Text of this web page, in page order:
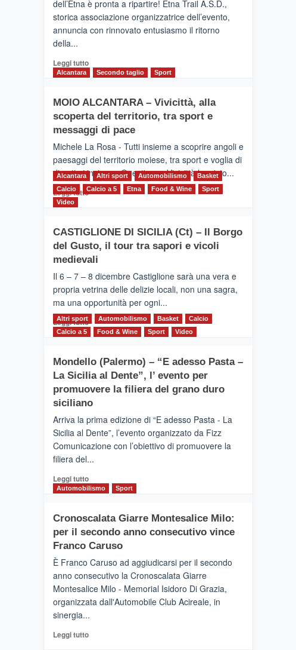
presentata
l’edizione
2026
dell’Etna è pronta a ripartire! Etna Trail A.S.D.,
storica associazione organizzatrice dell’evento,
annuncia con rinnovato entusiasmo il ritorno
della...
Leggi tuttoLeggi
Torna
la
Supermaratona
Alcantara Secondo taglio Sport
MOIO ALCANTARA – Vivicittà, alla
scoperta del territorio, tra sport e
messaggi di pace
Michele La Rosa - Tutti insieme a scoprire angoli e
paesaggi del territorio moiese, tra sport e voglia di
divertirsi insieme. Quest'anno Vivicittà ha visto...
Leggi tuttoLeggi
MOIO
ALCANTARA
–
alla
scoperta
del
territorio,
tra
sport
messaggi
di
Alcantara Altri sport Automobilismo
Basket
Calcio
Calcio a 5 Etna Food & Wine
Sport
Video
CASTIGLIONE DI SICILIA (Ct) – Il Borgo
del Gusto, il tour tra sapori e vicoli
medievali
Il 6 – 7 – 8 dicembre Castiglione sarà una vera e
propria vetrina delle delizie locali, non una sagra,
ma una opportunità per ogni...
Leggi tuttoLeggi
CASTIGLIONE
DI
SICILIA
(Ct)
Il
Borgo
del
tour
tra
vicoli
medievali
Altri sport Automobilismo Basket
Calcio
Calcio a 5
Food & Wine Sport Video
Mondello (Palermo) – “E adesso Pasta –
La Sicilia al Dente”, l’ evento per
promuovere la filiera del grano duro
siciliano
Arriva la prima edizione di “E adesso Pasta - La
Sicilia al Dente”, l’evento organizzato da Fizz
Comunicazione con l’obiettivo di promuovere la
filiera del...
Leggi tuttoLeggi
di
Mondello
(Palermo)
–
adesso
Pasta
–
La
Dente”,
Automobilismo Sport
Cronoscalata Giarre Montesalice Milo:
per il secondo anno consecutivo vince
Franco Caruso
È Franco Caruso ad aggiudicarsi per il secondo
anno consecutivo la Cronoscalata Giarre
Montesalice Milo - Memorial Isidoro Di Grazia,
organizzata dall'Automobile Club Acireale, in
sinergia...
Leggi tuttoLeggi